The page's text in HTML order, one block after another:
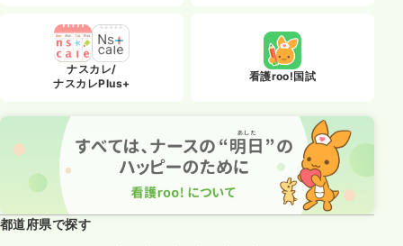
ナスカレ/
ナスカレPlus+
看護roo!国試
都道府県で探す